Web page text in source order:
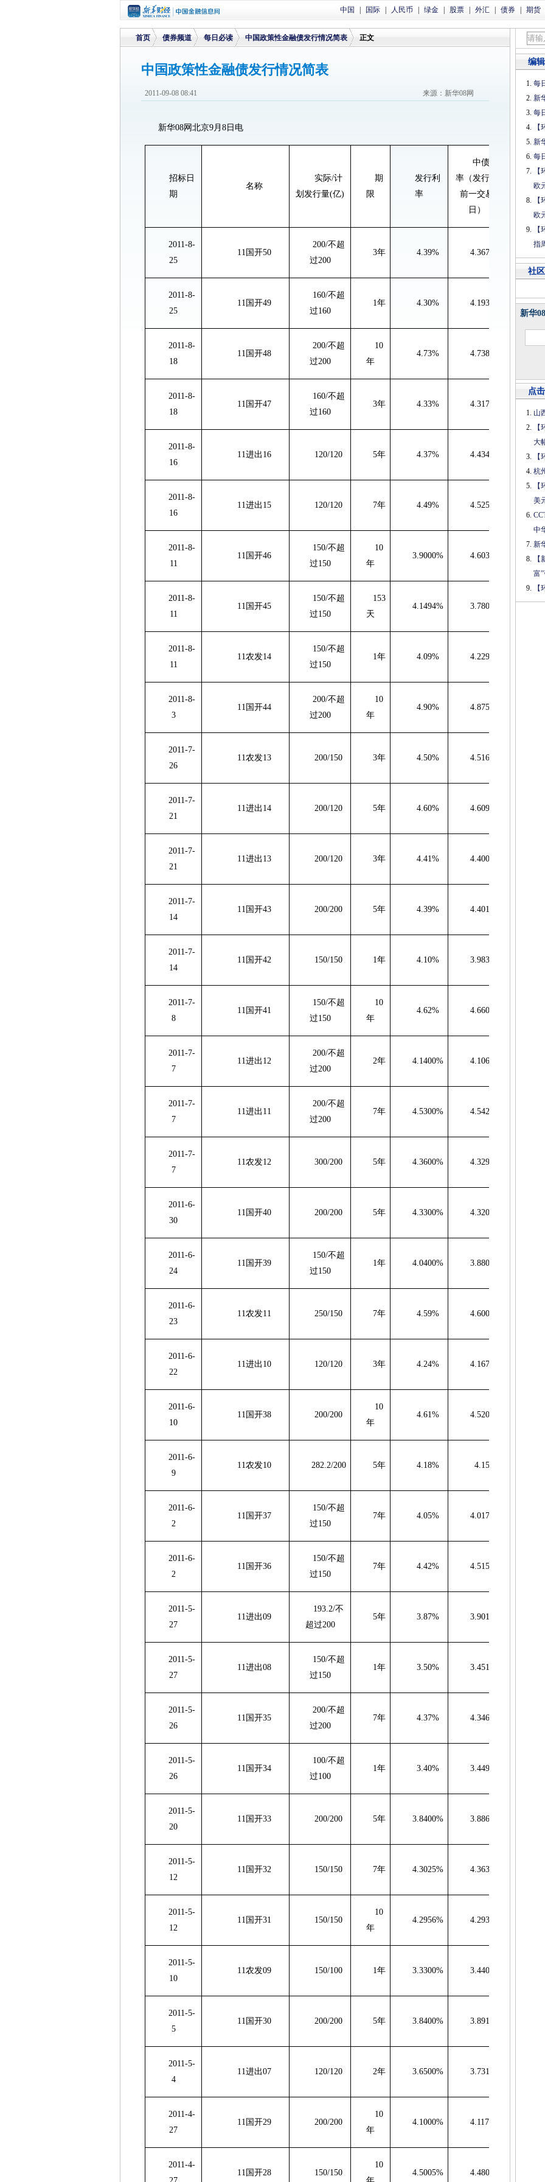
中国 国际 人民币 绿金 股票 外汇 债券 期货
首页
>
债券频道
>
每日必读 中国政策性金融债发行情况简表 正文
中国政策性金融债发行情况简表
来源：新华08网
2011-09-08 08:41
新华08网北京9月8日电
招标日
期
名称
实际/计
划发行量(亿)
期
限
发行利
率
中债利
率（发行日
前一交易
日）
2011-8-
25
11国开50
200/不超
过200
3年 4.39% 4.3677%
2011-8-
25
11国开49
160/不超
过160
1年 4.30% 4.1932% -
2011-8-
18
11国开48
200/不超
过200
10
年
4.73% 4.7383%
2011-8-
18
11国开47
160/不超
过160
3年 4.33% 4.3171%
2011-8-
16
11进出 16 120/120 5年 4.37% 4.4345%
2011-8-
16
11进出 15 120/120 7年 4.49% 4.5250%
2011-8-
11
11国开46
150/不超
过150
10
年
3.9000% 4.6038%
2011-8-
11
11国开45
150/不超
过150
153
天
4.1494% 3.7800%
2011-8-
11
11农发14
150/不超
过150
1年 4.09% 4.2299%
2011-8-
3
11国开44
200/不超
过200
10
年
4.90% 4.8756%
2011-7-
26
11农发13 200/150 3年 4.50% 4.5161%
2011-7-
21
11进出 14 200/120 5年 4.60% 4.6094%
2011-7-
21
11进出 13 200/120 3年 4.41% 4.4001%
2011-7-
14
11国开43 200/200 5年 4.39% 4.4010%
2011-7-
14
11国开42 150/150 1年 4.10% 3.9835%
2011-7-
8
11国开41
150/不超
过150
10
年
4.62% 4.6600%
2011-7-
7
11进出 12
200/不超
过200
2年 4.1400% 4.1069%
2011-7-
7
11进出 11
200/不超
过200
7年 4.5300% 4.5429%
2011-7-
7
11农发12 300/200 5年 4.3600% 4.3292%
2011-6-
30
11国开40 200/200 5年 4.3300% 4.3201%
2011-6-
24
11国开39
150/不超
过150
1年 4.0400% 3.8800%
2011-6-
23
11农发11 250/150 7年 4.59% 4.6002%
2011-6-
22
11进出 10 120/120 3年 4.24% 4.1674%
2011-6-
10
11国开38 200/200
10
年
4.61% 4.5208%
2011-6-
9
11农发10 282.2/200 5年 4.18% 4.15%
2011-6-
2
11国开37
150/不超
过150
7年 4.05% 4.0171%
2011-6-
2
11国开36
150/不超
过150
7年 4.42% 4.5150%
2011-5-
27
11进出09
193.2/不
超过200
5年 3.87% 3.9015%
2011-5-
27
11进出08
150/不超
过150
1年 3.50% 3.4517%
2011-5-
26
11国开35
200/不超
过200
7年 4.37% 4.3462%
2011-5-
26
11国开34
100/不超
过100
1年 3.40% 3.4493%
2011-5-
20
11国开33 200/200 5年 3.8400% 3.8866%
2011-5-
12
11国开32 150/150 7年 4.3025% 4.3632%
2011-5-
12
11国开31 150/150
10
年
4.2956% 4.2934%
2011-5-
10
11农发09 150/100 1年 3.3300% 3.4400%
2011-5-
5
11国开30 200/200 5年 3.8400% 3.8913%
2011-5-
4
11进出07 120/120 2年 3.6500% 3.7317%
2011-4-
27
11国开29 200/200
10
年
4.1000% 4.1178%
2011-4-
11国开28 150/150
10
4.5005% 4.4808%
编
每
新
每
新
每
欧
欧
指
社
新华
点
山
大
杭
美
中
新
富